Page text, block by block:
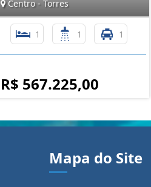
Centro - Torres
1 1 1
R$ 567.225,00
Mapa do Site